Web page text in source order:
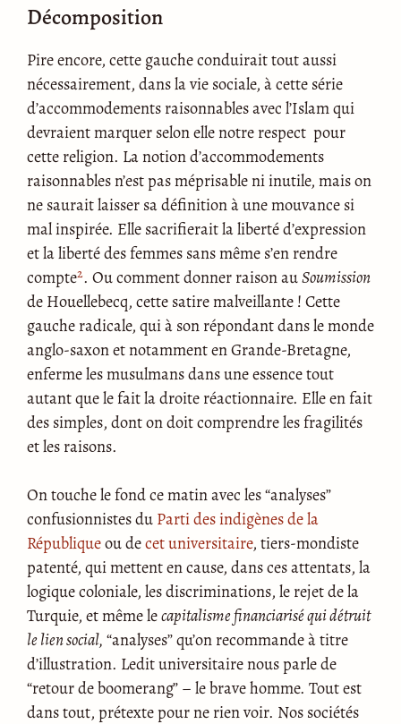
Décomposition
Pire encore, cette gauche conduirait tout aussi
nécessairement, dans la vie sociale, à cette série
d’accommodements raisonnables avec l’Islam qui
devraient marquer selon elle notre respect pour
cette religion. La notion d’accommodements
raisonnables n’est pas méprisable ni inutile, mais on
ne saurait laisser sa définition à une mouvance si
mal inspirée. Elle sacrifierait la liberté d’expression
et la liberté des femmes sans même s’en rendre
compte2. Ou comment donner raison auSoumission
de Houellebecq, cette satire malveillante ! Cette
gauche radicale, qui à son répondant dans le monde
anglo-saxon et notamment en Grande-Bretagne,
enferme les musulmans dans une essence tout
autant que le fait la droite réactionnaire. Elle en fait
des simples, dont on doit comprendre les fragilités
et les raisons.
On touche le fond ce matin avec les “analyses”
confusionnistes du Parti des indigènes de la
Républiqueou decet universitaire, tiers-mondiste
patenté, qui mettent en cause, dans ces attentats, la
logique coloniale, les discriminations, le rejet de la
Turquie, et même lecapitalisme financiarisé qui détruit
le lien social, “analyses” qu’on recommande à titre
d’illustration. Ledit universitaire nous parle de
“retour de boomerang” – le brave homme. Tout est
dans tout, prétexte pour ne rien voir. Nos sociétés